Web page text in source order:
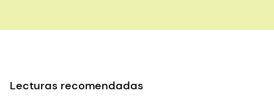
support on malnourished inpatients with aging-
Lecturas recomendadas